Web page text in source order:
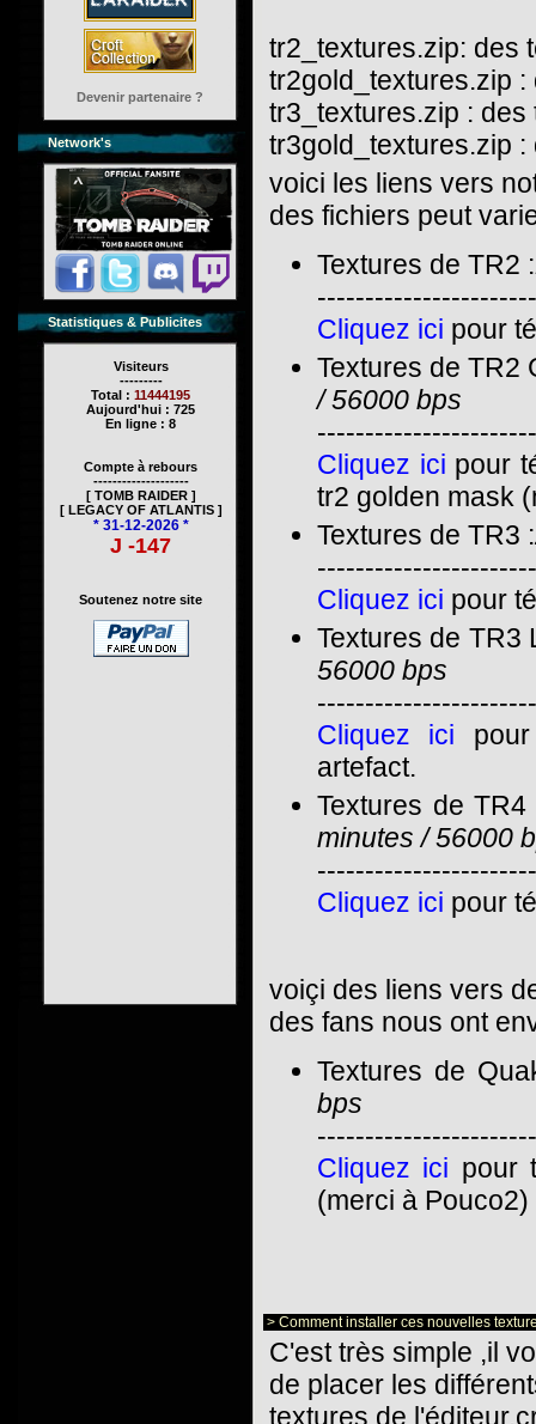
Devenir partenaire ?
Network's
Statistiques & Publicites
Visiteurs
---------
Total : 11444195
Aujourd'hui : 725
En ligne : 8
Compte à rebours
--------------------
[ TOMB RAIDER ]
[ LEGACY OF ATLANTIS ]
* 31-12-2026 *
J -147
Soutenez notre site
tr2_textures.zip: des
tr2gold_textures.zip
tr3_textures.zip :
tr3gold_textures.zip
voici les liens vers
des fichiers peut
Textures de TR2 :
Cliquez ici pour
Textures de TR2
/ 56000 bps
Cliquez ici pour
tr2 golden mask
Textures de TR3 :
Cliquez ici pour
Textures de TR3
56000 bps
Cliquez ici
artefact.
Textures de
minutes / 56000
Cliquez ici pour
voiçi des liens vers
des fans nous ont
Textures de
bps
Cliquez ici pour
(merci à Pouco2)
> Comment installer ces nouvelles
C'est très simple ,il
de placer les
textures de